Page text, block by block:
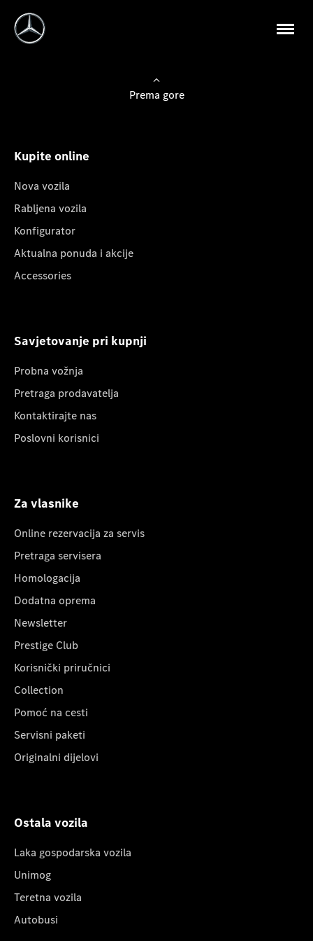
Prema gore
Kupite online
Nova vozila
Rabljena vozila
Konfigurator
Aktualna ponuda i akcije
Accessories
Savjetovanje pri kupnji
Probna vožnja
Pretraga prodavatelja
Kontaktirajte nas
Poslovni korisnici
Za vlasnike
Online rezervacija za servis
Pretraga servisera
Homologacija
Dodatna oprema
Newsletter
Prestige Club
Korisnički priručnici
Collection
Pomoć na cesti
Servisni paketi
Originalni dijelovi
Ostala vozila
Laka gospodarska vozila
Unimog
Teretna vozila
Autobusi